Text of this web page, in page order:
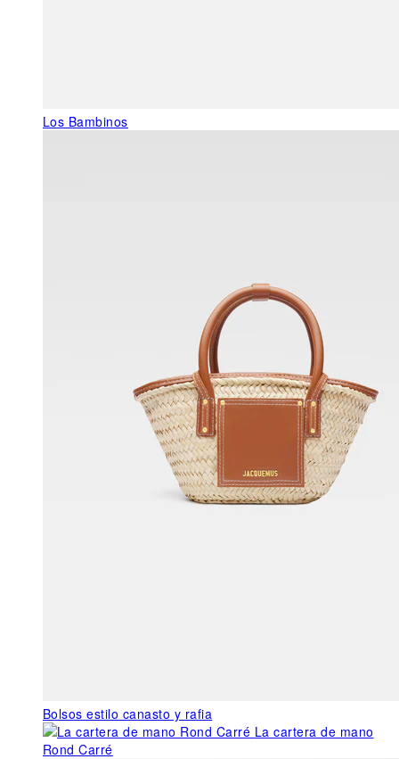
Los Bambinos
Bolsos estilo canasto y rafia
La cartera de mano
Rond Carré